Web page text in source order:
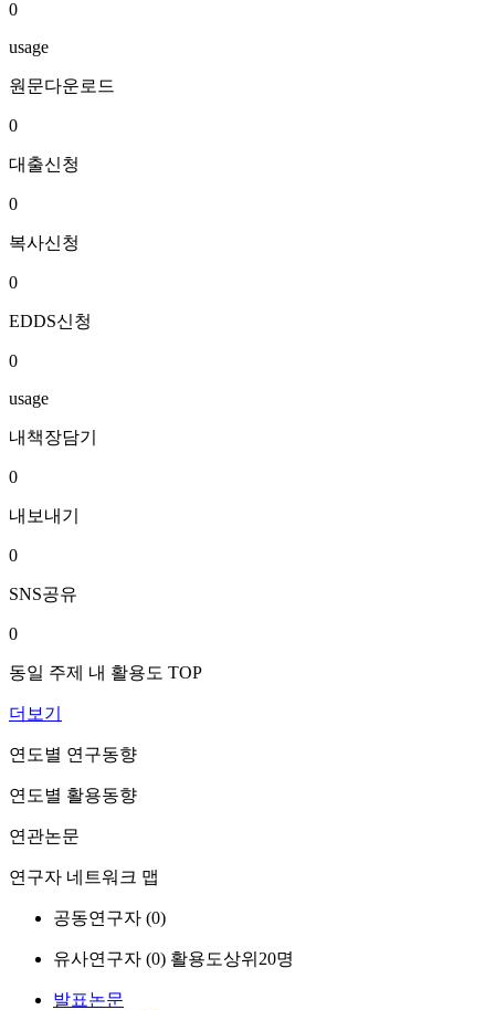
0
usage
원문다운로드
0
대출신청
0
복사신청
0
EDDS신청
0
usage
내책장담기
0
내보내기
0
SNS공유
0
동일 주제 내 활용도 TOP
더보기
연도별 연구동향
연도별 활용동향
연관논문
연구자 네트워크 맵
공동연구자 (0)
유사연구자 (0) 활용도상위20명
발표논문